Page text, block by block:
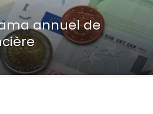
annuel de